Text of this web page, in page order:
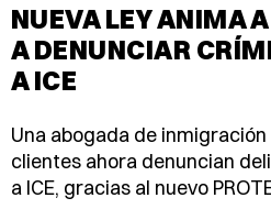
NUEVA LEY ANIMA
A DENUNCIAR
A ICE
Una abogada de
clientes ahora denuncian
a ICE, gracias al nuevo